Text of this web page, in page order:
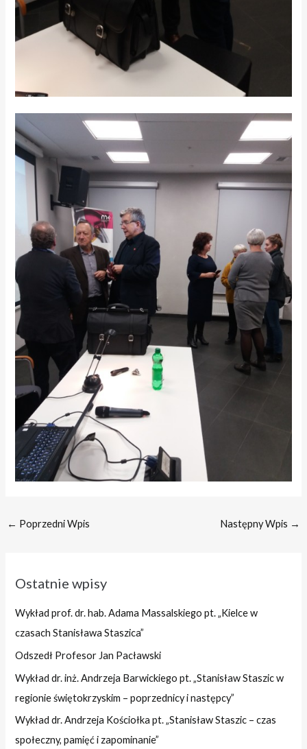
← Poprzedni Wpis Następny Wpis →
Ostatnie wpisy
Wykład prof. dr. hab. Adama Massalskiego pt. „Kielce w
czasach Stanisława Staszica”
Odszedł Profesor Jan Pacławski
Wykład dr. inż. Andrzeja Barwickiego pt. „Stanisław Staszic w
regionie świętokrzyskim – poprzednicy i następcy”
Wykład dr. Andrzeja Kościołka pt. „Stanisław Staszic – czas
społeczny, pamięć i zapominanie”